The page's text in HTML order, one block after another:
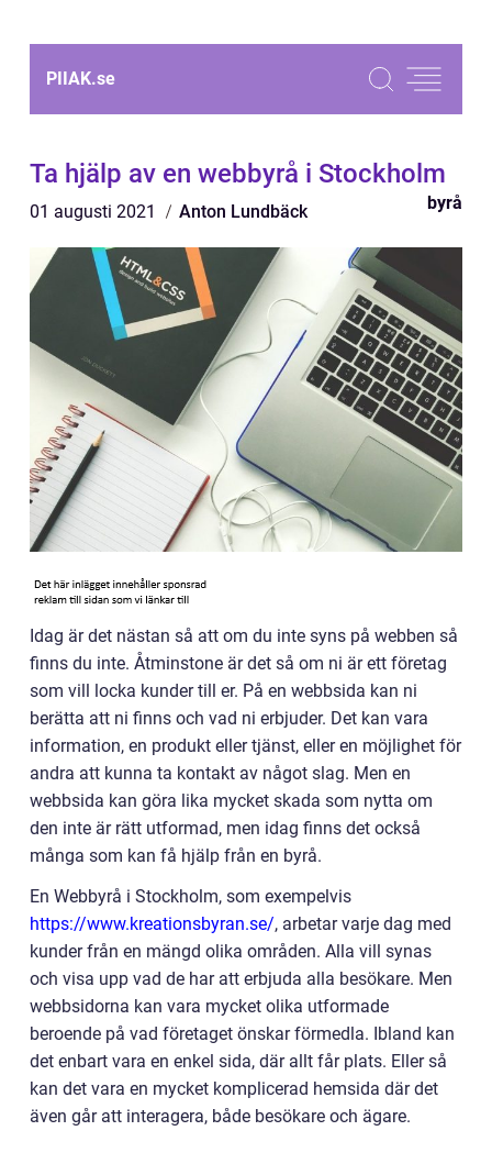
PIIAK.se
Ta hjälp av en webbyrå i Stockholm
01 augusti 2021 Anton Lundbäck byrå
Idag är det nästan så att om du inte syns på webben så
finns du inte. Åtminstone är det så om ni är ett företag
som vill locka kunder till er. På en webbsida kan ni
berätta att ni finns och vad ni erbjuder. Det kan vara
information, en produkt eller tjänst, eller en möjlighet för
andra att kunna ta kontakt av något slag. Men en
webbsida kan göra lika mycket skada som nytta om
den inte är rätt utformad, men idag finns det också
många som kan få hjälp från en byrå.
En Webbyrå i Stockholm, som exempelvis
https://www.kreationsbyran.se/, arbetar varje dag med
kunder från en mängd olika områden. Alla vill synas
och visa upp vad de har att erbjuda alla besökare. Men
webbsidorna kan vara mycket olika utformade
beroende på vad företaget önskar förmedla. Ibland kan
det enbart vara en enkel sida, där allt får plats. Eller så
kan det vara en mycket komplicerad hemsida där det
även går att interagera, både besökare och ägare.